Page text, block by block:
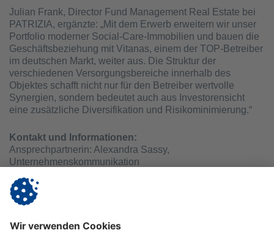
Julian Frank, Director Fund Management Real Estate bei
PATRIZIA, ergänzte: „Mit dem Erwerb erweitern wir unser
Portfolio moderner Social-Care-Immobilien und bauen die
Geschäftsbeziehung mit Vitanas, einem der TOP-Betreiber
im deutschen Markt, weiter aus. Die Struktur der
verschiedenen Versorgungsbereiche innerhalb des
Objektes schafft nicht nur für den Betreiber wertvolle
Synergien, sondern bedeutet auch aus Investorensicht
eine zusätzliche Diversifikation und Risikominimierung.“
Kontakt und Informationen:
Ansprechpartnerin: Alexandra Sassy,
Unternehmenskommunikation
Aroser Allee 68 | 13407 Berlin
Telefon (030) 456 05 - 183 | E-Mail: